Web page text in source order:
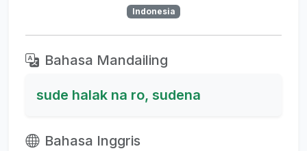
Indonesia
Bahasa Mandailing
sude halak na ro, sudena
Bahasa Inggris